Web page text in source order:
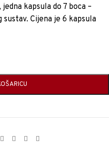
kapsula do 7 boca –
Cijena je 6 kapsula